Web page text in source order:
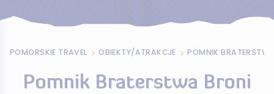
POMORSKIE TRAVEL OBIEKTY/ATRAKCJE POMNIK
Pomnik Braterstwa Broni